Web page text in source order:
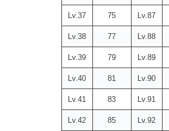
Lv.37 75 Lv.87
Lv.38 77 Lv.88
Lv.39 79 Lv.89
Lv.40 81 Lv.90
Lv.41 83 Lv.91
Lv.42 85 Lv.92